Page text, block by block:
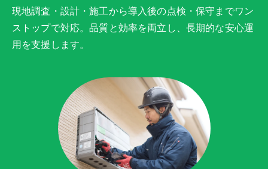
現地調査・設計・施工から導入後の点検・保守までワン
ストップで対応。品質と効率を両立し、長期的な安心運
用を支援します。